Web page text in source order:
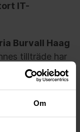
Om
IT-
Burvall Haag
tillträde har
handelsaffären
Ett begrepp
Lyssna på